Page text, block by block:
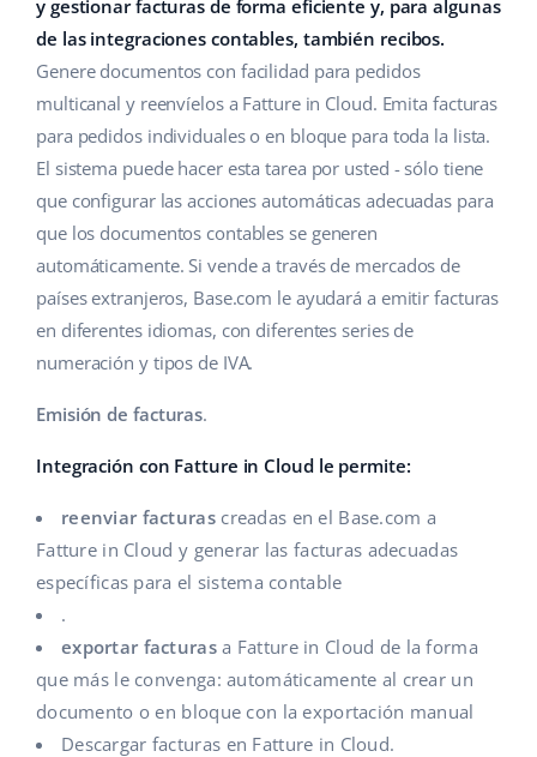
Gestión de envíos
Automatizaciones
Base Connect
IA para e-commerce
Hogar y jardinería
Productos infantiles
Electrónica
Piezas de automóviles
Supermercado
Salud y belleza
Moda
Ayuda
Base Academy
Implementación de sistemas
Auditoría de cuentas
Calculadora de beneficios
Cooperación y socios
Contáctanos
english (GB)
english (IN)
čeština
deutsch
Ελληνικά
español (AR)
español (MX)
Français
Italiano
polski
română
中文
y gestionar facturas de forma eficiente y, para algunas
de las integraciones contables, también recibos.
Genere documentos con facilidad para pedidos
multicanal y reenvíelos a Fatture in Cloud. Emita facturas
para pedidos individuales o en bloque para toda la lista.
El sistema puede hacer esta tarea por usted - sólo tiene
que configurar las acciones automáticas adecuadas para
que los documentos contables se generen
automáticamente. Si vende a través de mercados de
países extranjeros, Base.com le ayudará a emitir facturas
en diferentes idiomas, con diferentes series de
numeración y tipos de IVA.
Emisión de facturas.
Integración con Fatture in Cloud le permite:
reenviar facturascreadas en el Base.com a
Fatture in Cloud y generar las facturas adecuadas
específicas para el sistema contable
.
exportar facturasa Fatture in Cloud de la forma
que más le convenga: automáticamente al crear un
documento o en bloque con la exportación manual
Descargar facturas en Fatture in Cloud.